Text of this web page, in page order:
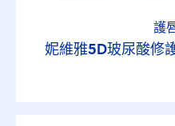
護
妮維雅5D玻尿酸修